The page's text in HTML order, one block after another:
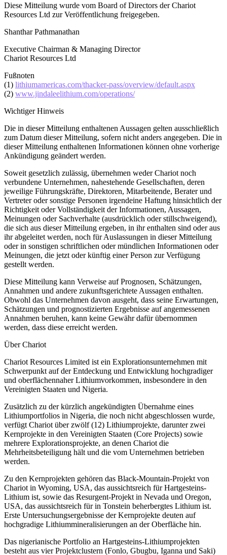
Diese Mitteilung wurde vom Board of Directors der Chariot
Resources Ltd zur Veröffentlichung freigegeben.
Shanthar Pathmanathan
Executive Chairman & Managing Director
Chariot Resources Ltd
Fußnoten
(1) lithiumamericas.com/thacker-pass/overview/default.aspx
(2) www.jindaleelithium.com/operations/
Wichtiger Hinweis
Die in dieser Mitteilung enthaltenen Aussagen gelten ausschließlich
zum Datum dieser Mitteilung, sofern nicht anders angegeben. Die in
dieser Mitteilung enthaltenen Informationen können ohne vorherige
Ankündigung geändert werden.
Soweit gesetzlich zulässig, übernehmen weder Chariot noch
verbundene Unternehmen, nahestehende Gesellschaften, deren
jeweilige Führungskräfte, Direktoren, Mitarbeitende, Berater und
Vertreter oder sonstige Personen irgendeine Haftung hinsichtlich der
Richtigkeit oder Vollständigkeit der Informationen, Aussagen,
Meinungen oder Sachverhalte (ausdrücklich oder stillschweigend),
die sich aus dieser Mitteilung ergeben, in ihr enthalten sind oder aus
ihr abgeleitet werden, noch für Auslassungen in dieser Mitteilung
oder in sonstigen schriftlichen oder mündlichen Informationen oder
Meinungen, die jetzt oder künftig einer Person zur Verfügung
gestellt werden.
Diese Mitteilung kann Verweise auf Prognosen, Schätzungen,
Annahmen und andere zukunftsgerichtete Aussagen enthalten.
Obwohl das Unternehmen davon ausgeht, dass seine Erwartungen,
Schätzungen und prognostizierten Ergebnisse auf angemessenen
Annahmen beruhen, kann keine Gewähr dafür übernommen
werden, dass diese erreicht werden.
Über Chariot
Chariot Resources Limited ist ein Explorationsunternehmen mit
Schwerpunkt auf der Entdeckung und Entwicklung hochgradiger
und oberflächennaher Lithiumvorkommen, insbesondere in den
Vereinigten Staaten und Nigeria.
Zusätzlich zu der kürzlich angekündigten Übernahme eines
Lithiumportfolios in Nigeria, die noch nicht abgeschlossen wurde,
verfügt Chariot über zwölf (12) Lithiumprojekte, darunter zwei
Kernprojekte in den Vereinigten Staaten (Core Projects) sowie
mehrere Explorationsprojekte, an denen Chariot die
Mehrheitsbeteiligung hält und die vom Unternehmen betrieben
werden.
Zu den Kernprojekten gehören das Black-Mountain-Projekt von
Chariot in Wyoming, USA, das aussichtsreich für Hartgesteins-
Lithium ist, sowie das Resurgent-Projekt in Nevada und Oregon,
USA, das aussichtsreich für in Tonstein beherbergtes Lithium ist.
Erste Untersuchungsergebnisse der Kernprojekte deuten auf
hochgradige Lithiummineralisierungen an der Oberfläche hin.
Das nigerianische Portfolio an Hartgesteins-Lithiumprojekten
besteht aus vier Projektclustern (Fonlo, Gbugbu, Iganna und Saki)